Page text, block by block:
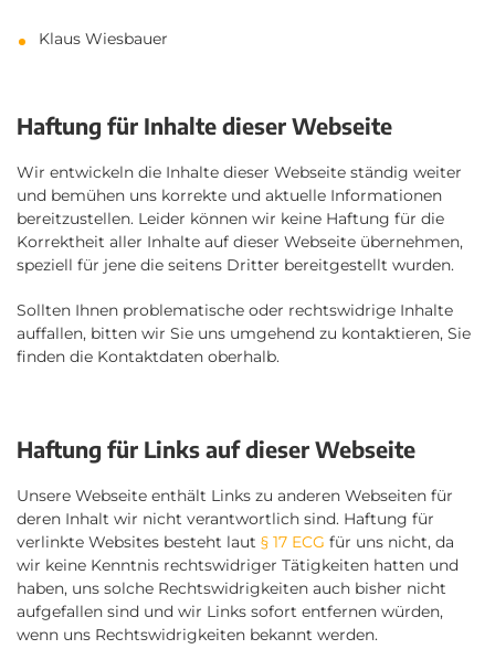
Klaus Wiesbauer
Haftung für Inhalte dieser Webseite
Wir entwickeln die Inhalte dieser Webseite ständig weiter
und bemühen uns korrekte und aktuelle Informationen
bereitzustellen. Leider können wir keine Haftung für die
Korrektheit aller Inhalte auf dieser Webseite übernehmen,
speziell für jene die seitens Dritter bereitgestellt wurden.
Sollten Ihnen problematische oder rechtswidrige Inhalte
auffallen, bitten wir Sie uns umgehend zu kontaktieren, Sie
finden die Kontaktdaten oberhalb.
Haftung für Links auf dieser Webseite
Unsere Webseite enthält Links zu anderen Webseiten für
deren Inhalt wir nicht verantwortlich sind. Haftung für
verlinkte Websites besteht laut § 17 ECG für uns nicht, da
wir keine Kenntnis rechtswidriger Tätigkeiten hatten und
haben, uns solche Rechtswidrigkeiten auch bisher nicht
aufgefallen sind und wir Links sofort entfernen würden,
wenn uns Rechtswidrigkeiten bekannt werden.